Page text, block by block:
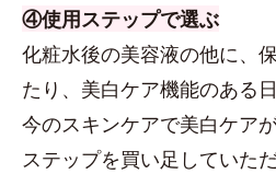
④使用ステップで選ぶ
化粧水後の美容液の他に、
たり、美白ケア機能のある
今のスキンケアで美白ケア
ステップを買い足していた